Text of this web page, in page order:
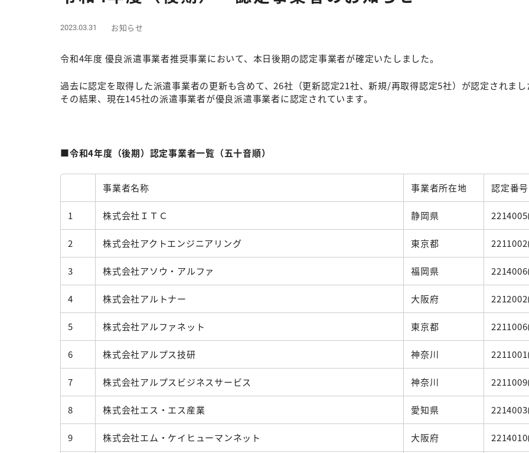
2023.03.31 お知らせ
令和4年度 優良派遣事業者推奨事業において、本日後期の認定事業者が確定いたしました。
過去に認定を取得した派遣事業者の更新も含めて、26社（更新認定21社、新規/再取得認定5社）が認定されまし
その結果、現在145社の派遣事業者が優良派遣事業者に認定されています。
■令和4年度（後期）認定事業者一覧（五十音順）
事業者名称 事業者所在地 認定番号
1 株式会社ＩＴＣ 静岡県
2 株式会社アクトエンジニアリング 東京都
3 株式会社アソウ・アルファ 福岡県
4 株式会社アルトナー 大阪府
5 株式会社アルファネット 東京都
6 株式会社アルプス技研 神奈川
7 株式会社アルプスビジネスサービス 神奈川
8 株式会社エス・エス産業 愛知県
9 株式会社エム・ケイヒューマンネット 大阪府